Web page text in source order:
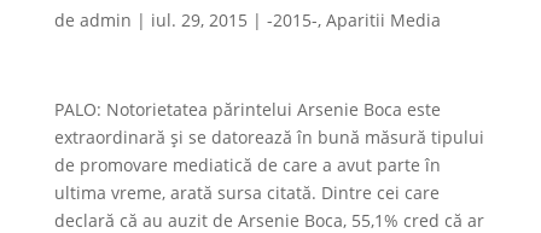
de admin | iul. 29, 2015 | -2015-, Aparitii Media
PALO: Notorietatea părintelui Arsenie Boca este
extraordinară și se datorează în bună măsură tipului
de promovare mediatică de care a avut parte în
ultima vreme, arată sursa citată. Dintre cei care
declară că au auzit de Arsenie Boca, 55,1% cred că ar